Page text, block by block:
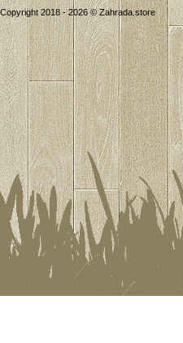
Copyright 2018 - 2026 © Zahrada.store